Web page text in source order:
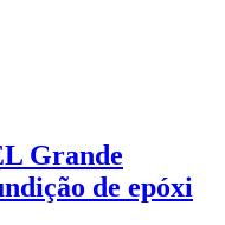
Grande
de epóxi